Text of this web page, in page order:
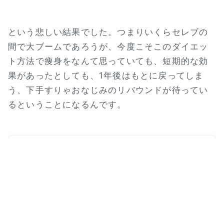
という悲しい結果でした。つまりいくらセレブの
間で大ブームであろうが、今度こそこのダイエッ
ト方法で痩身をなんて思っていても、短期的な効
果があったとしても、1年後はもとに戻ってしま
う、下手すりゃおなじみのリバウンドが待ってい
るということになるんです。